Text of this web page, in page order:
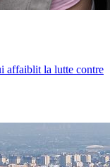
affaiblit la lutte contre